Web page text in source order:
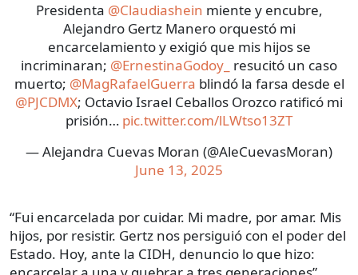
Presidenta @Claudiashein miente y encubre,
Alejandro Gertz Manero orquestó mi
encarcelamiento y exigió que mis hijos se
incriminaran; @ErnestinaGodoy_ resucitó un caso
muerto; @MagRafaelGuerra blindó la farsa desde el
@PJCDMX; Octavio Israel Ceballos Orozco ratificó mi
prisión… pic.twitter.com/lLWtso13ZT
— Alejandra Cuevas Moran (@AleCuevasMoran)
June 13, 2025
“Fui encarcelada por cuidar. Mi madre, por amar. Mis
hijos, por resistir. Gertz nos persiguió con el poder del
Estado. Hoy, ante la CIDH, denuncio lo que hizo: